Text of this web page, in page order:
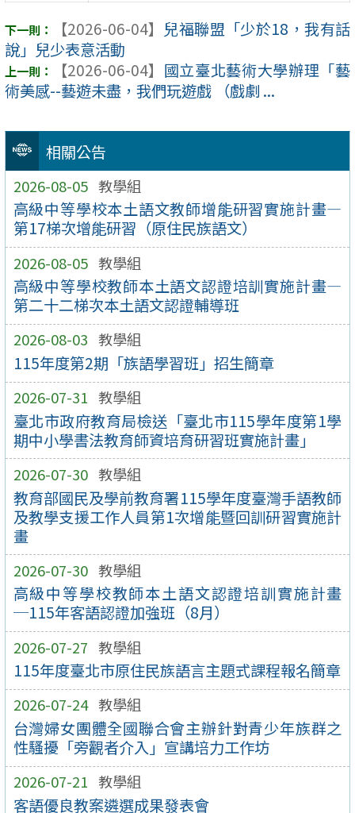
相關公告
2026-08-05 教學組
高級中等學校本土語文教師增能研習實施計畫—
第17梯次增能研習（原住民族語文）
2026-08-05 教學組
高級中等學校教師本土語文認證培訓實施計畫—
第二十二梯次本土語文認證輔導班
2026-08-03 教學組
115年度第2期「族語學習班」招生簡章
2026-07-31 教學組
臺北市政府教育局檢送「臺北市115學年度第1學
期中小學書法教育師資培育研習班實施計畫」
2026-07-30 教學組
教育部國民及學前教育署115學年度臺灣手語教師
及教學支援工作人員第1次增能暨回訓研習實施計
畫
2026-07-30 教學組
高級中等學校教師本土語文認證培訓實施計畫
─115年客語認證加強班（8月）
2026-07-27 教學組
115年度臺北市原住民族語言主題式課程報名簡章
2026-07-24 教學組
台灣婦女團體全國聯合會主辦針對青少年族群之
性騷擾「旁觀者介入」宣講培力工作坊
2026-07-21 教學組
客語優良教案遴選成果發表會
【2026-06-04】 兒福聯盟「少於18，我有話
說」兒少表意活動
【2026-06-04】 國立臺北藝術大學辦理「藝
術美感--藝遊未盡，我們玩遊戲 （戲劇 ...